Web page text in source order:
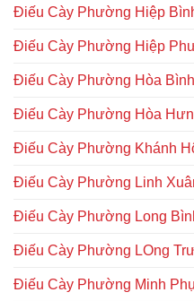
Điếu Cày Phường Hiệp
Điếu Cày Phường Hiệp
Điếu Cày Phường Hòa Bình
Điếu Cày Phường Hòa
Điếu Cày Phường Khánh
Điếu Cày Phường Linh
Điếu Cày Phường Long
Điếu Cày Phường LOng
Điếu Cày Phường Minh